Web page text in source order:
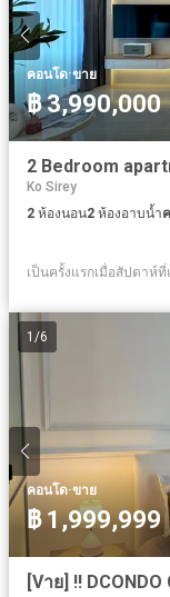
คอนโด·ขาย
฿ 3,990,000
2 Bedroom
Ko Sirey
2 ห้องนอน2 ห้องอาบน้ำ
เป็นครั้งแรกเมื่อสัปดาห์ที่
1 /6
คอนโด·ขาย
฿ 1,999,999
[Vาย] ‼️